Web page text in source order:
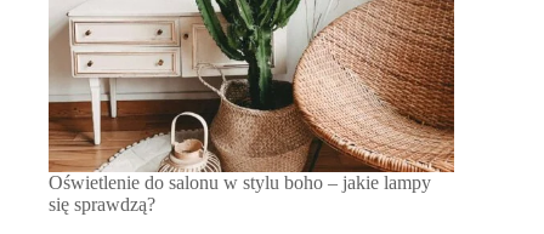
Oświetlenie do salonu w stylu boho – jakie lampy
się sprawdzą?